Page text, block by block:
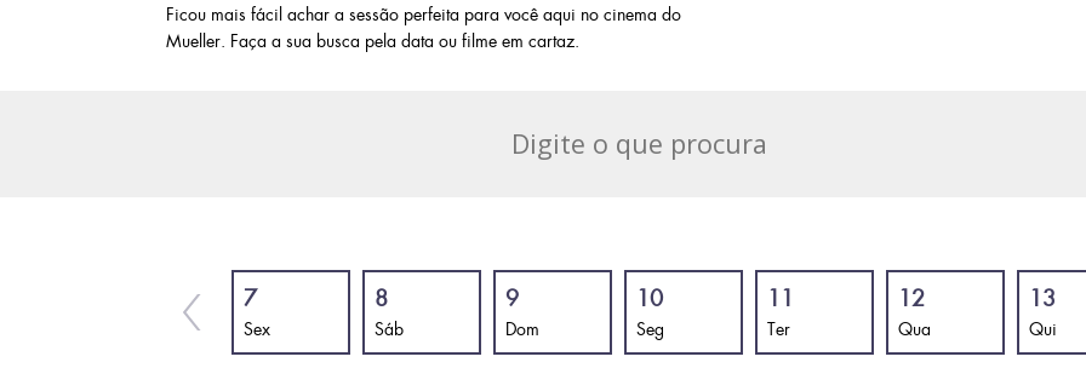
Ficou mais fácil achar a sessão perfeita para você aqui no cinema do
Mueller. Faça a sua busca pela data ou filme em cartaz.
7
Sex
8
Sáb
9
Dom
10
Seg
11
Ter
12
Qua
13
Qui